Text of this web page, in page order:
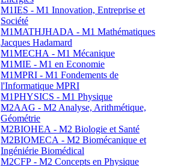
M1IES - M1 Innovation, Entreprise et
Société
M1MATHJHADA - M1 Mathématiques
Jacques Hadamard
M1MECHA - M1 Mécanique
M1MIE - M1 en Economie
M1MPRI - M1 Fondements de
l'Informatique MPRI
M1PHYSICS - M1 Physique
M2AAG - M2 Analyse, Arithmétique,
Géométrie
M2BIOHEA - M2 Biologie et Santé
M2BIOMECA - M2 Biomécanique et
Ingéniérie Biomédical
M2CFP - M2 Concepts en Physique